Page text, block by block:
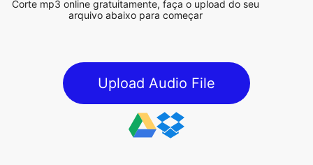
Upload Audio File